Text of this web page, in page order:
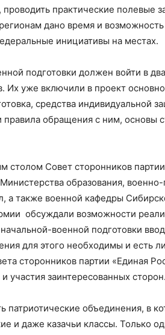
практические полевые
дано время и
инициативы на местах.
подготовки должен войти в
Их уже включили в проект
средства индивидуальной
обращения с ним, основы
столом Совет сторонников
образования,
а также военной кафедры
обсуждали возможности
военной подготовки
для этого необходимы и есть
сторонников партии «Единая
участия заинтересованных сторон.
патриотические объединения, в
и даже казачьи классы. Только